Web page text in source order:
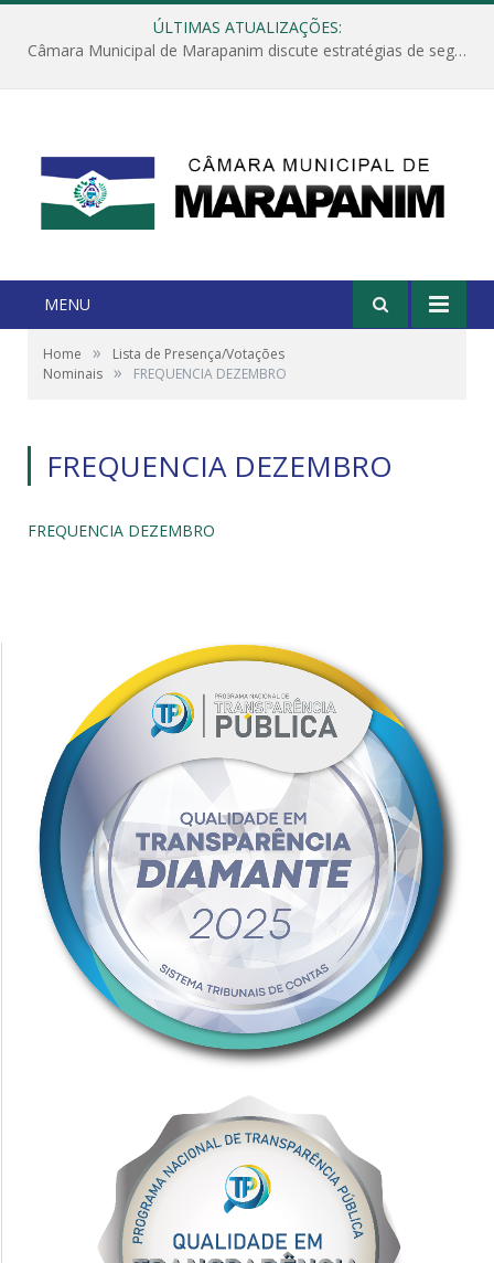
ÚLTIMAS ATUALIZAÇÕES:
Câmara Municipal de Marapanim discute estratégias de segurança com autoridades e poder executivo
MENU
Home »
Lista de Presença/Votações
Nominais » FREQUENCIA DEZEMBRO
FREQUENCIA DEZEMBRO
FREQUENCIA DEZEMBRO